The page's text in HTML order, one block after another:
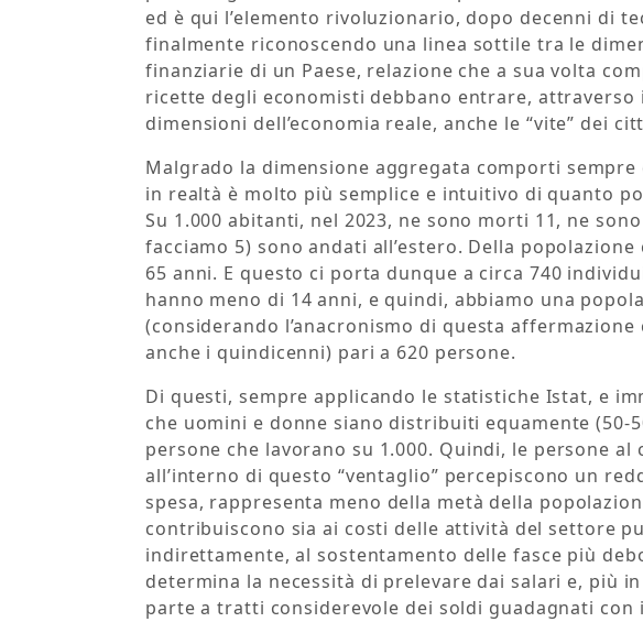
ed è qui l’elemento rivoluzionario, dopo decenni di
finalmente riconoscendo una linea sottile tra le
finanziarie di un Paese, relazione che a sua volta
ricette degli economisti debbano entrare, attraverso
dimensioni dell’economia reale, anche le “vite” dei
Malgrado la dimensione aggregata comporti
in realtà è molto più semplice e intuitivo di quanto
Su 1.000 abitanti, nel 2023, ne sono morti 11, ne
facciamo 5) sono andati all’estero. Della
65 anni. E questo ci porta dunque a circa 740
hanno meno di 14 anni, e quindi, abbiamo una
(considerando l’anacronismo di questa
anche i quindicenni) pari a 620 persone.
Di questi, sempre applicando le statistiche Istat, e
che uomini e donne siano distribuiti equamente (50-
persone che lavorano su 1.000. Quindi, le persone
all’interno di questo “ventaglio” percepiscono un
spesa, rappresenta meno della metà della
contribuiscono sia ai costi delle attività del settore
indirettamente, al sostentamento delle fasce più
determina la necessità di prelevare dai salari e, più
parte a tratti considerevole dei soldi guadagnati